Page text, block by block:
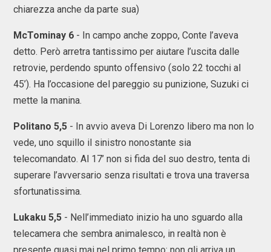
chiarezza anche da parte sua)
McTominay 6 - In campo anche zoppo, Conte l’aveva
detto. Però arretra tantissimo per aiutare l’uscita dalle
retrovie, perdendo spunto offensivo (solo 22 tocchi al
45’). Ha l’occasione del pareggio su punizione, Suzuki ci
mette la manina.
Politano 5,5 - In avvio aveva Di Lorenzo libero ma non lo
vede, uno squillo il sinistro nonostante sia
telecomandato. Al 17’ non si fida del suo destro, tenta di
superare l’avversario senza risultati e trova una traversa
sfortunatissima.
Lukaku 5,5 - Nell’immediato inizio ha uno sguardo alla
telecamera che sembra animalesco, in realtà non è